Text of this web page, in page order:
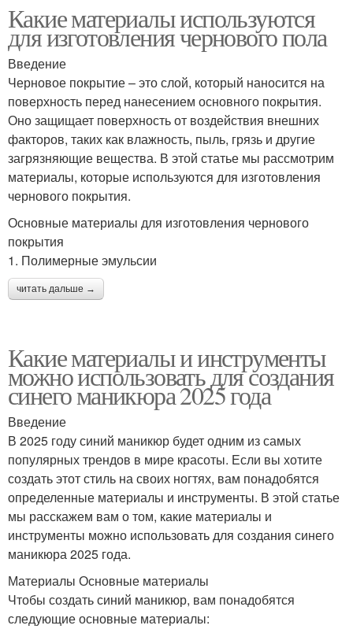
Какие материалы используются
для изготовления чернового пола
Введение
Черновое покрытие – это слой, который наносится на
поверхность перед нанесением основного покрытия.
Оно защищает поверхность от воздействия внешних
факторов, таких как влажность, пыль, грязь и другие
загрязняющие вещества. В этой статье мы рассмотрим
материалы, которые используются для изготовления
чернового покрытия.
Основные материалы для изготовления чернового
покрытия
1. Полимерные эмульсии
читать дальше →
Какие материалы и инструменты
можно использовать для создания
синего маникюра 2025 года
Введение
В 2025 году синий маникюр будет одним из самых
популярных трендов в мире красоты. Если вы хотите
создать этот стиль на своих ногтях, вам понадобятся
определенные материалы и инструменты. В этой статье
мы расскажем вам о том, какие материалы и
инструменты можно использовать для создания синего
маникюра 2025 года.
Материалы Основные материалы
Чтобы создать синий маникюр, вам понадобятся
следующие основные материалы: